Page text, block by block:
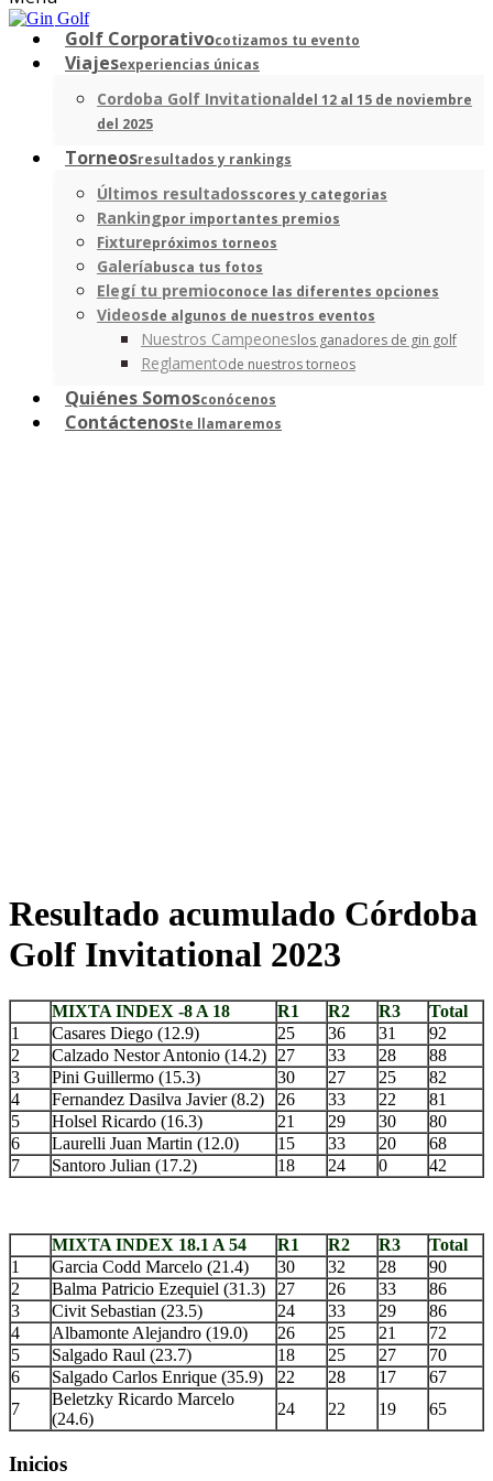
Golf Corporativocotizamos tu evento
Viajesexperiencias únicas
Cordoba Golf Invitationaldel 12 al 15 de noviembre
del 2025
Torneosresultados y rankings
Últimos resultadosscores y categorias
Rankingpor importantes premios
Fixturepróximos torneos
Galeríabusca tus fotos
Elegí tu premioconoce las diferentes opciones
Videosde algunos de nuestros eventos
Nuestros Campeoneslos ganadores de gin golf
Reglamentode nuestros torneos
Quiénes Somosconócenos
Contáctenoste llamaremos
Resultado acumulado Córdoba
Golf Invitational 2023
MIXTA INDEX -8 A 18 R1 R2 R3
Total
1
Casares Diego (12.9) 25 36 31
92
2
Calzado Nestor Antonio (14.2) 27 33 28
88
3
Pini Guillermo (15.3) 30 27 25
82
4
Fernandez Dasilva Javier (8.2) 26 33 22
81
5
Holsel Ricardo (16.3) 21 29 30
80
6
Laurelli Juan Martin (12.0) 15 33 20
68
7
Santoro Julian (17.2) 18 24 0 42
MIXTA INDEX 18.1 A 54 R1 R2 R3
Total
1
Garcia Codd Marcelo (21.4) 30 32 28
90
2
Balma Patricio Ezequiel (31.3) 27 26 33
86
3
Civit Sebastian (23.5) 24 33 29
86
4
Albamonte Alejandro (19.0) 26 25 21
72
5
Salgado Raul (23.7) 18 25 27
70
6
Salgado Carlos Enrique (35.9) 22 28 17
67
7
Beletzky Ricardo Marcelo
(24.6)
24 22 19 65
Inicios